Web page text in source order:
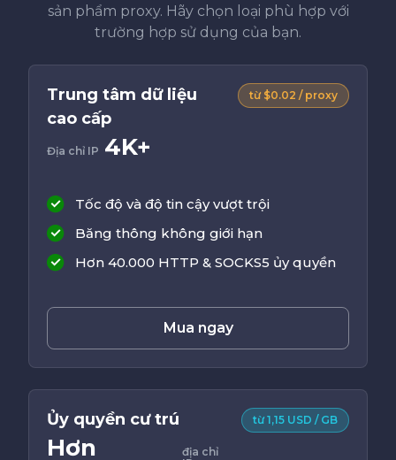
sản phẩm proxy. Hãy chọn loại phù hợp với
trường hợp sử dụng của bạn.
Trung tâm dữ liệu
cao cấp
Địa chỉ IP 4K+
từ $0.02 / proxy
Tốc độ và độ tin cậy vượt trội
Băng thông không giới hạn
Hơn 40.000 HTTP & SOCKS5 ủy quyền
Mua ngay
Ủy quyền cư trú
Hơn
địa chỉ
từ 1,15 USD / GB